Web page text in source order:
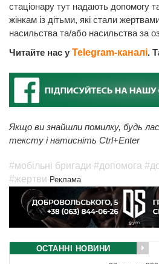
стаціонару тут надають допомогу
жінкам із дітьми, які стали
насильства та/або насильства за
Читайте нас у Telegram-каналі.
Якщо ви знайшли помилку, будь
тексту і натисніть Ctrl+Enter
#мобільні бригади #допомога
#жертви Реклама
ОСТАННІ НОВИНИ